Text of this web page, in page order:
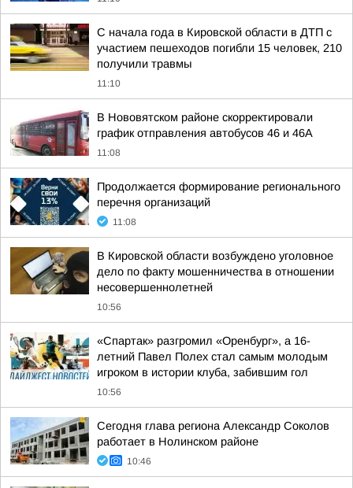
С начала года в Кировской области в ДТП с
участием пешеходов погибли 15 человек, 210
получили травмы
11:10
В Нововятском районе скорректировали
график отправления автобусов 46 и 46А
11:08
Продолжается формирование регионального
перечня организаций
11:08
В Кировской области возбуждено уголовное
дело по факту мошенничества в отношении
несовершеннолетней
10:56
«Спартак» разгромил «Оренбург», а 16-
летний Павел Полех стал самым молодым
игроком в истории клуба, забившим гол
10:56
Сегодня глава региона Александр Соколов
работает в Нолинском районе
10:46